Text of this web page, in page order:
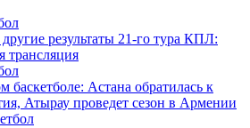
результаты 21-го тура КПЛ:
трансляция
баскетболе: Астана обратилась к
Атырау проведет сезон в Армении